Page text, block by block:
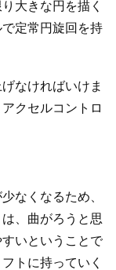
大きな円を描く
定常円旋回を持
なければいけま
クセルコントロ
なくなるため、
、曲がろうと思
いということで
トに持っていく